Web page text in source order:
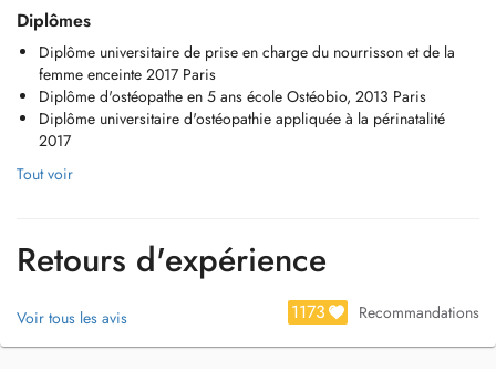
Nous traitons : urgences, nourrissons, pédiatrie, femmes enceintes,
lombalgie, cervicalgie, toutes douleurs articulaires, pathologie
digestives... Une question ? Appelez-nous au +352 661 502 503.
Vous trouverez ci-dessous nos descriptions :
LAURE GRANDE :
Ostéopathe DO diplômée en 2013 d'une formation en 5 ans après le
l'université de Paris Diderot pour la prise en charge de la femme
enceinte et du nourrisson. Elle m'a permis d'améliorer mes
compétences dans le suivi de ce public spécifique. Puis j'ai aussi
participé à quelques congrès médicaux sur le genou, l'épaule et la
prise en charge des sciatiques. Je viens de finir une formation
Diplômes
Diplôme universitaire de prise en charge du nourrisson et de la
femme enceinte 2017 Paris
Diplôme d'ostéopathe en 5 ans école Ostéobio, 2013 Paris
Diplôme universitaire d'ostéopathie appliquée à la périnatalité
2017
Tout voir
Retours d'expérience
Voir tous les avis 1173 Recommandations